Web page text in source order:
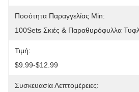
Ποσότητα Παραγγελίας Min:
100Sets Σκιές & Παραθυρόφυλλα
Τιμή:
$9.99-$12.99
Συσκευασία Λεπτομέρειες: